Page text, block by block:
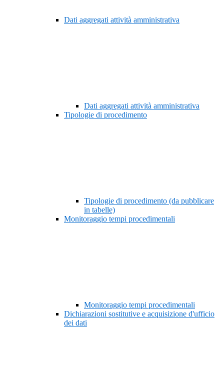
Dati aggregati attività amministrativa
Dati aggregati attività amministrativa
Tipologie di procedimento
Tipologie di procedimento (da pubblicare
in tabelle)
Monitoraggio tempi procedimentali
Monitoraggio tempi procedimentali
Dichiarazioni sostitutive e acquisizione d'ufficio
dei dati